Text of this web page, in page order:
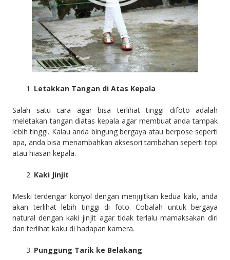
Letakkan Tangan di Atas Kepala
Salah satu cara agar bisa terlihat tinggi difoto adalah
meletakan tangan diatas kepala agar membuat anda tampak
lebih tinggi. Kalau anda bingung bergaya atau berpose seperti
apa, anda bisa menambahkan aksesori tambahan seperti topi
atau hiasan kepala.
Kaki Jinjit
Meski terdengar konyol dengan menjijitkan kedua kaki, anda
akan terlihat lebih tinggi di foto. Cobalah untuk bergaya
natural dengan kaki jinjit agar tidak terlalu mamaksakan diri
dan terlihat kaku di hadapan kamera.
Punggung Tarik ke Belakang